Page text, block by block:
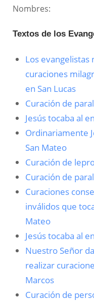
Nombres:
Textos de los
Los evangelistas
curaciones
en San Lucas
Curación de
Jesús tocaba al
Ordinariamente
San Mateo
Curación de
Curación de
Curaciones
inválidos que
Mateo
Jesús tocaba al
Nuestro Señor
realizar
Marcos
Curación de